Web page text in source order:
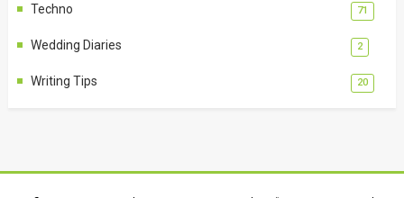
Techno 71
Wedding Diaries 2
Writing Tips 20